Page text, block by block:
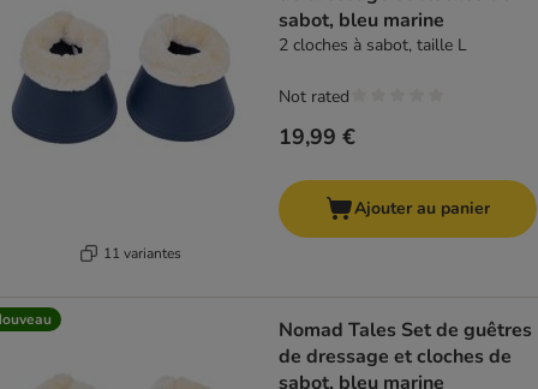
11 variantes
sabot, bleu marine
2 cloches à sabot, taille L
19,99 €
Not rated
Ajouter au panier
Nomad Tales Set de guêtres
de dressage et cloches de
sabot, bleu marine